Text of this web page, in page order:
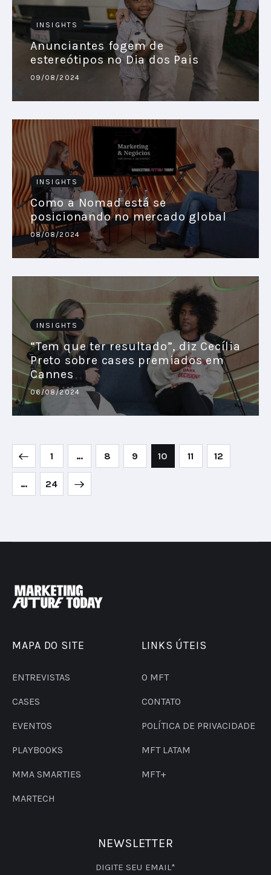
INSIGHTS
Anunciantes fogem de
estereótipos no Dia dos Pais
09/08/2024
INSIGHTS
Como a Nomad está se
posicionando no mercado global
08/08/2024
INSIGHTS
“Tem que ter resultado”, diz Cecília
Preto sobre cases premiados em
Cannes
06/08/2024
1 … 8 9 10 11 12
… 24
>
MAPA DO SITE
ENTREVISTAS
CASES
EVENTOS
PLAYBOOKS
MMA SMARTIES
MARTECH
LINKS ÚTEIS
O MFT
CONTATO
POLÍTICA DE PRIVACIDADE
MFT LATAM
MFT+
NEWSLETTER
DIGITE SEU EMAIL*